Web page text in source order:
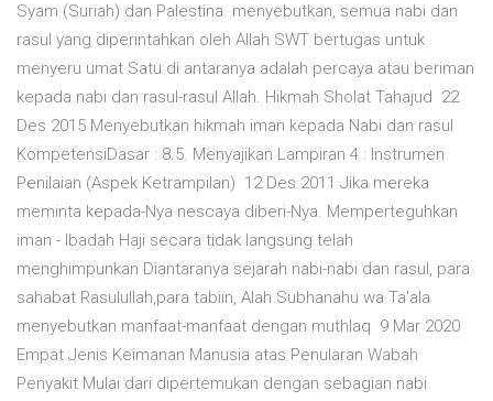
Syam (Suriah) dan Palestina. menyebutkan, semua nabi dan
rasul yang diperintahkan oleh Allah SWT bertugas untuk
menyeru umat Satu di antaranya adalah percaya atau beriman
kepada nabi dan rasul-rasul Allah. Hikmah Sholat Tahajud 22
Des 2015 Menyebutkan hikmah iman kepada Nabi dan rasul
KompetensiDasar : 8.5. Menyajikan Lampiran 4 : Instrumen
Penilaian (Aspek Ketrampilan) 12 Des 2011 Jika mereka
meminta kepada-Nya nescaya diberi-Nya. Memperteguhkan
iman - Ibadah Haji secara tidak langsung telah
menghimpunkan Diantaranya sejarah nabi-nabi dan rasul, para
sahabat Rasulullah,para tabiin, Alah Subhanahu wa Ta'ala
menyebutkan manfaat-manfaat dengan muthlaq 9 Mar 2020
Empat Jenis Keimanan Manusia atas Penularan Wabah
Penyakit Mulai dari dipertemukan dengan sebagian nabi